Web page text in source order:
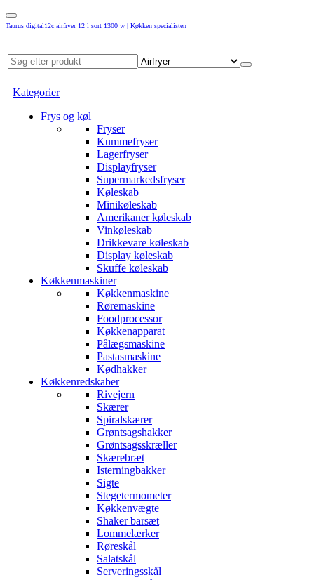
Taurus digital12c airfryer 12 l sort 1300 w | Køkken specialisten
Kategorier
Frys og køl
Fryser
Kummefryser
Lagerfryser
Displayfryser
Supermarkedsfryser
Køleskab
Minikøleskab
Amerikaner køleskab
Vinkøleskab
Drikkevare køleskab
Display køleskab
Skuffe køleskab
Køkkenmaskiner
Køkkenmaskine
Røremaskine
Foodprocessor
Køkkenapparat
Pålægsmaskine
Pastasmaskine
Kødhakker
Køkkenredskaber
Rivejern
Skærer
Spiralskærer
Grøntsagshakker
Grøntsagsskræller
Skærebræt
Isterningbakker
Sigte
Stegetermometer
Køkkenvægte
Shaker barsæt
Lommelærker
Røreskål
Salatskål
Serveringsskål